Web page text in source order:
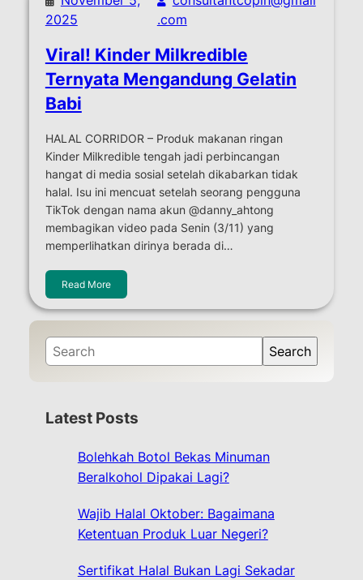
2025
.com
Viral! Kinder Milkredible
Ternyata Mengandung Gelatin
Babi
HALAL CORRIDOR – Produk makanan ringan
Kinder Milkredible tengah jadi perbincangan
hangat di media sosial setelah dikabarkan tidak
halal. Isu ini mencuat setelah seorang pengguna
TikTok dengan nama akun @danny_ahtong
membagikan video pada Senin (3/11) yang
memperlihatkan dirinya berada di…
Read More
S
e
c
Search
Latest Posts
Bolehkah Botol Bekas Minuman
Beralkohol Dipakai Lagi?
Wajib Halal Oktober: Bagaimana
Ketentuan Produk Luar Negeri?
Sertifikat Halal Bukan Lagi Sekadar